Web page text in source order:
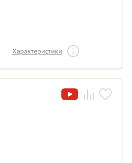
Характеристики